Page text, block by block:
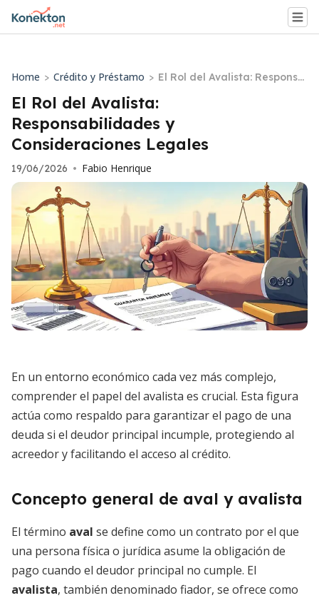
Home > Crédito y Préstamo > El Rol del Avalista: Responsa
El Rol del Avalista:
Responsabilidades y
Consideraciones Legales
19/06/2026 • Fabio Henrique
En un entorno económico cada vez más complejo,
comprender el papel del avalista es crucial. Esta figura
actúa como respaldo para garantizar el pago de una
deuda si el deudor principal incumple, protegiendo al
acreedor y facilitando el acceso al crédito.
Concepto general de aval y avalista
El término aval se define como un contrato por el que
una persona física o jurídica asume la obligación de
pago cuando el deudor principal no cumple. El
avalista, también denominado fiador, se ofrece como